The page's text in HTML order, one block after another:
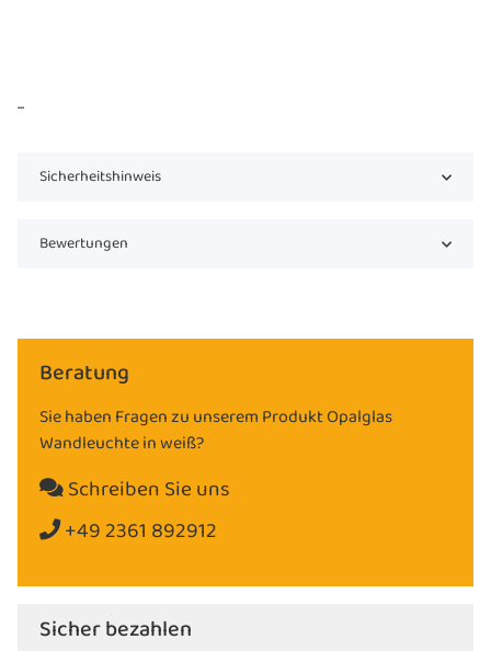
...
Sicherheitshinweis
Bewertungen
Beratung
Sie haben Fragen zu unserem Produkt Opalglas
Wandleuchte in weiß?
Schreiben Sie uns
+49 2361 892912
Sicher bezahlen